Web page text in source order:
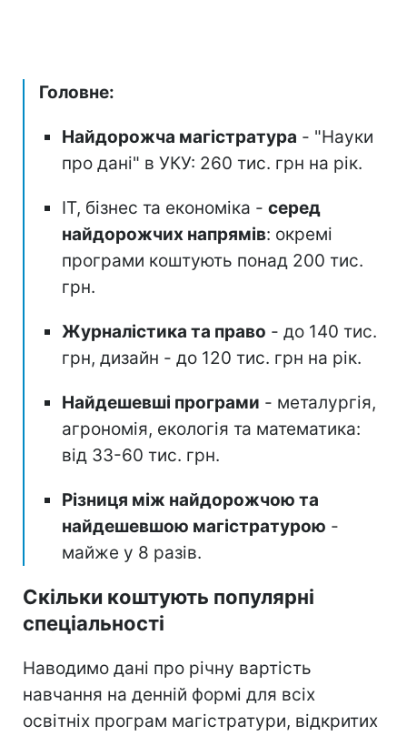
Головне:
Найдорожча магістратура - "Науки
про дані" в УКУ: 260 тис. грн на рік.
ІТ, бізнес та економіка - серед
найдорожчих напрямів: окремі
програми коштують понад 200 тис.
грн.
Журналістика та право - до 140 тис.
грн, дизайн - до 120 тис. грн на рік.
Найдешевші програми - металургія,
агрономія, екологія та математика:
від 33-60 тис. грн.
Різниця між найдорожчою та
найдешевшою магістратурою -
майже у 8 разів.
Скільки коштують популярні
спеціальності
Наводимо дані про річну вартість
навчання на денній формі для всіх
освітніх програм магістратури, відкритих